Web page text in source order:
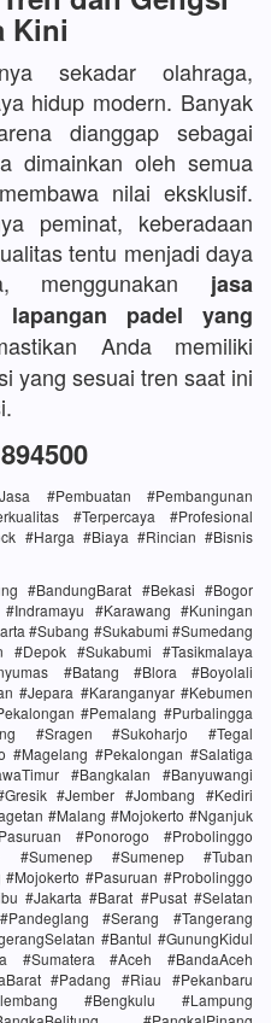
Kini
sekadar olahraga,
hidup modern. Banyak
dianggap sebagai
dimainkan oleh semua
nilai eksklusif.
peminat, keberadaan
tentu menjadi daya
menggunakan jasa
padel yang
Anda memiliki
yang sesuai tren saat ini
#Pembuatan #Pembangunan
#Terpercaya #Profesional
#Harga #Biaya #Rincian #Bisnis
#BandungBarat #Bekasi #Bogor
#Karawang #Kuningan
#Subang #Sukabumi #Sumedang
#Sukabumi #Tasikmalaya
#Batang #Blora #Boyolali
#Jepara #Karanganyar #Kebumen
#Pemalang #Purbalingga
#Sragen #Sukoharjo #Tegal
#Magelang #Pekalongan #Salatiga
#Bangkalan #Banyuwangi
#Jember #Jombang #Kediri
#Malang #Mojokerto #Nganjuk
#Ponorogo #Probolinggo
#Sumenep #Sumenep #Tuban
#Pasuruan #Probolinggo
#Jakarta #Barat #Pusat #Selatan
#Serang #Tangerang
#Bantul #GunungKidul
#Sumatera #Aceh #BandaAceh
#Padang #Riau #Pekanbaru
#Bengkulu #Lampung